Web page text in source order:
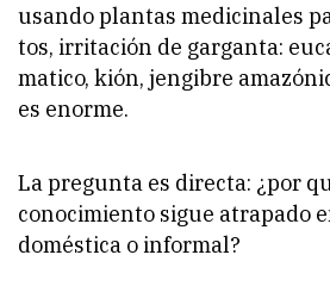
usando plantas medicinales
tos, irritación de garganta:
matico, kión, jengibre
es enorme.
La pregunta es directa: ¿por
conocimiento sigue atrapado
doméstica o informal?